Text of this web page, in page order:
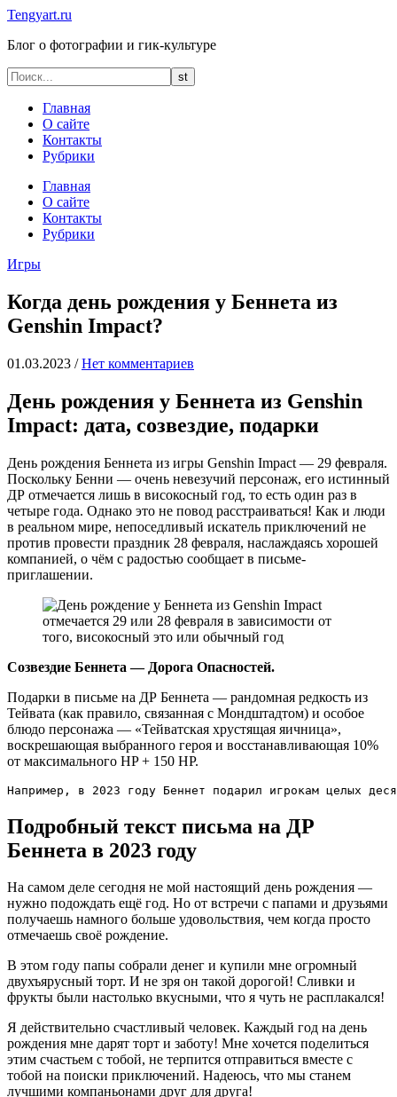
Tengyart.ru
Блог о фотографии и гик-культуре
Главная
О сайте
Контакты
Рубрики
Главная
О сайте
Контакты
Рубрики
Игры
Когда день рождения у Беннета из
Genshin Impact?
01.03.2023 / Нет комментариев
День рождения у Беннета из Genshin
Impact: дата, созвездие, подарки
День рождения Беннета из игры Genshin Impact — 29 февраля.
Поскольку Бенни — очень невезучий персонаж, его истинный
ДР отмечается лишь в високосный год, то есть один раз в
четыре года. Однако это не повод расстраиваться! Как и люди
в реальном мире, непоседливый искатель приключений не
против провести праздник 28 февраля, наслаждаясь хорошей
компанией, о чём с радостью сообщает в письме-
приглашении.
Созвездие Беннета — Дорога Опасностей.
Подарки в письме на ДР Беннета — рандомная редкость из
Тейвата (как правило, связанная с Мондштадтом) и особое
блюдо персонажа — «Тейватская хрустящая яичница»,
воскрешающая выбранного героя и восстанавливающая 10%
от максимального HP + 150 HP.
Например, в 2023 году Беннет подарил игрокам целых
Подробный текст письма на ДР
Беннета в 2023 году
На самом деле сегодня не мой настоящий день рождения —
нужно подождать ещё год. Но от встречи с папами и друзьями
получаешь намного больше удовольствия, чем когда просто
отмечаешь своё рождение.
В этом году папы собрали денег и купили мне огромный
двухъярусный торт. И не зря он такой дорогой! Сливки и
фрукты были настолько вкусными, что я чуть не расплакался!
Я действительно счастливый человек. Каждый год на день
рождения мне дарят торт и заботу! Мне хочется поделиться
этим счастьем с тобой, не терпится отправиться вместе с
тобой на поиски приключений. Надеюсь, что мы станем
лучшими компаньонами друг для друга!